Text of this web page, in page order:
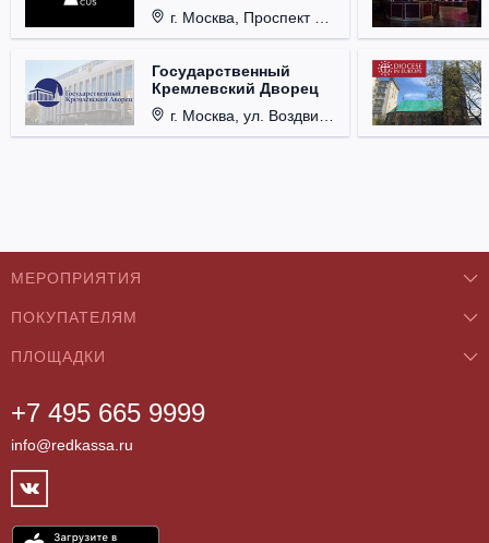
г. Москва, Проспект Мира, д. 12, стр. 9.
Государственный
Кремлевский Дворец
г. Москва, ул. Воздвиженка, д. 1, Кремль.
+7 495 665 9999
info@redkassa.ru
МЕРОПРИЯТИЯ
Концерты
Классика
Театры
Фестивали
Спорт
Цирк
ПОКУПАТЕЛЯМ
О нас
Как купить
Возврат билетов
Контакты
Партнёры
ПЛОЩАДКИ
Бар/Ресторан/Кафе
Клуб
Концертный зал
Театр